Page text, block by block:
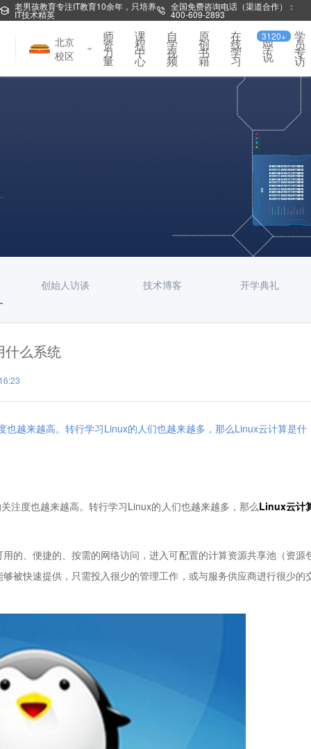
老男孩教育专注IT教育10余年，只培养
IT技术精英
全国免费咨询电话（渠道合作）：
400-609-2893
北京
校区
师
资
力
量
课
程
中
心
自
学
视
频
原
创
书
籍
在
线
学
习
同
学
说
3120+ 学
员
专
访
创始人访谈 技术博客 开学典礼
什么系统
越来越高。转行学习Linux的人们也越来越多，那么Linux云计算是什
注度也越来越高。转行学习Linux的人们也越来越多，那么Linux云计
、便捷的、按需的网络访问，进入可配置的计算资源共享池（资源
被快速提供，只需投入很少的管理工作，或与服务供应商进行很少的